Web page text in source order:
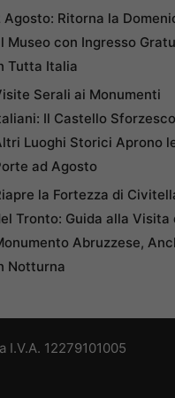
Agosto: Ritorna la
Museo con Ingresso
Tutta Italia
Serali ai Monumenti
Il Castello
Luoghi Storici Aprono
ad Agosto
la Fortezza di
Tronto: Guida alla Visita
Abruzzese,
Notturna
12279101005